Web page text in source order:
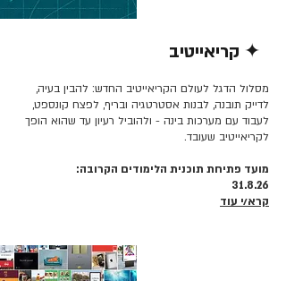
✦ קריאייטיב
מסלול הדגל לעולם הקריאייטיב החדש: להבין בעיה,
לדייק תובנה, לבנות אסטרטגיה ובריף, לפצח קונספט,
לעבוד עם מערכות בינה - ולהוביל רעיון עד שהוא הופך
לקריאייטיב שעובד.
מועד פתיחת תוכנית הלימודים הקרובה:
31.8.26
קרא/י עוד